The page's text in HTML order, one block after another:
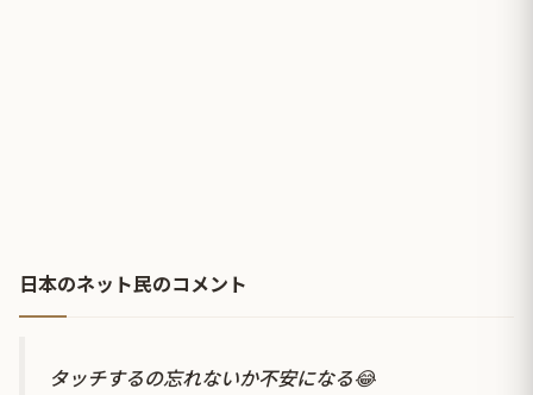
日本のネット民のコメント
タッチするの忘れないか不安になる😂